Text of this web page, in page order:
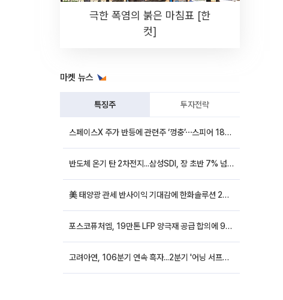
극한 폭염의 붉은 마침표 [한
컷]
마켓 뉴스
특징주 투자전략
스페이스X 주가 반등에 관련주 ‘껑충’⋯스피어 18%ㆍ에이치브이엠 12%↑
반도체 온기 탄 2차전지...삼성SDI, 장 초반 7% 넘게 껑충
美 태양광 관세 반사이익 기대감에 한화솔루션 20%대·OCI홀딩스 14%대 급등
포스코퓨처엠, 19만톤 LFP 양극재 공급 합의에 9%대 강세
고려아연, 106분기 연속 흑자...2분기 '어닝 서프라이즈'에 장 초반 12%대 강세